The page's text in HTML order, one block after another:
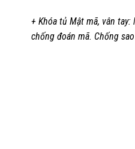
+ Khóa tủ Mật mã, vân
chống đoán mã. Chống